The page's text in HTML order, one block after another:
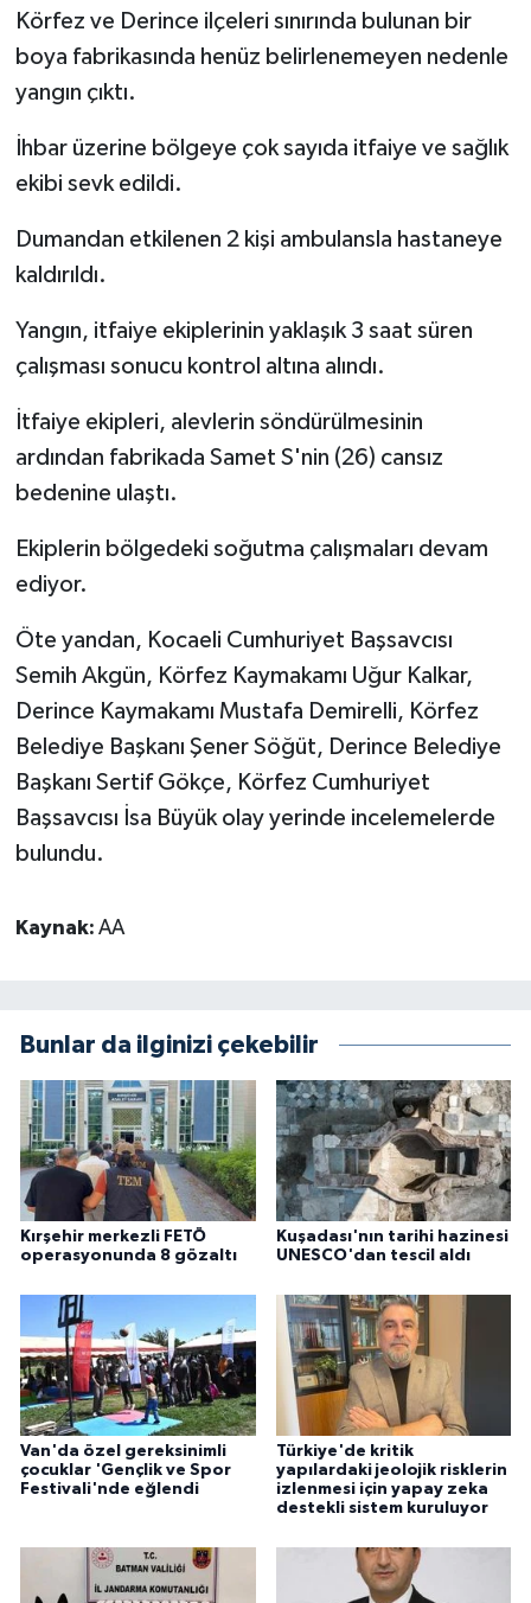
Körfez ve Derince ilçeleri sınırında bulunan bir
boya fabrikasında henüz belirlenemeyen nedenle
yangın çıktı.
İhbar üzerine bölgeye çok sayıda itfaiye ve sağlık
ekibi sevk edildi.
Dumandan etkilenen 2 kişi ambulansla hastaneye
kaldırıldı.
Yangın, itfaiye ekiplerinin yaklaşık 3 saat süren
çalışması sonucu kontrol altına alındı.
İtfaiye ekipleri, alevlerin söndürülmesinin
ardından fabrikada Samet S'nin (26) cansız
bedenine ulaştı.
Ekiplerin bölgedeki soğutma çalışmaları devam
ediyor.
Öte yandan, Kocaeli Cumhuriyet Başsavcısı
Semih Akgün, Körfez Kaymakamı Uğur Kalkar,
Derince Kaymakamı Mustafa Demirelli, Körfez
Belediye Başkanı Şener Söğüt, Derince Belediye
Başkanı Sertif Gökçe, Körfez Cumhuriyet
Başsavcısı İsa Büyük olay yerinde incelemelerde
bulundu.
Kaynak: AA
Bunlar da ilginizi çekebilir
Kırşehir merkezli FETÖ
operasyonunda 8 gözaltı
Kuşadası'nın tarihi hazinesi
UNESCO'dan tescil aldı
Van'da özel gereksinimli
çocuklar 'Gençlik ve Spor
Festivali'nde eğlendi
Türkiye'de kritik
yapılardaki jeolojik risklerin
izlenmesi için yapay zeka
destekli sistem kuruluyor